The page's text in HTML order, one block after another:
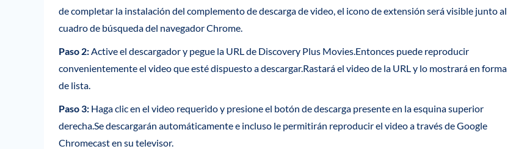
de completar la instalación del complemento de descarga de video, el icono de extensión será visible junto al
cuadro de búsqueda del navegador Chrome.
Paso 2:Active el descargador y pegue la URL de Discovery Plus Movies.Entonces puede reproducir
convenientemente el video que esté dispuesto a descargar.Rastará el video de la URL y lo mostrará en forma
de lista.
Paso 3: Haga clic en el video requerido y presione el botón de descarga presente en la esquina superior
derecha.Se descargarán automáticamente e incluso le permitirán reproducir el video a través de Google
Chromecast en su televisor.